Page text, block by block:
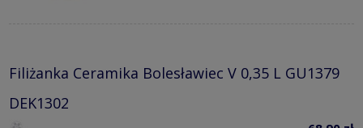
Filiżanka Ceramika Bolesławiec V 0,35 L GU1379
DEK1302